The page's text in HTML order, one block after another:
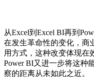
从Excel到Excel BI再到
在发生革命性的变化，商
用方式，这种改变体现在
Power BI又进一步将这种
察的距离从未如此之近。